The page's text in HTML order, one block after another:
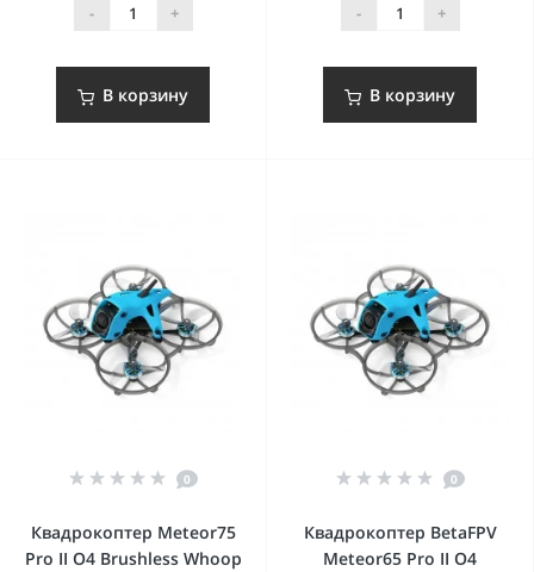
- +
В корзину
- +
В корзину
0
Квадрокоптер Meteor75
Pro II O4 Brushless Whoop
0
Квадрокоптер BetaFPV
Meteor65 Pro II O4